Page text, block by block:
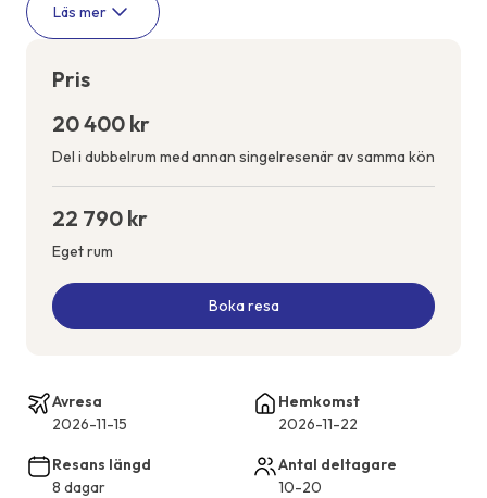
Läs mer
Pris
20 400 kr
Del i dubbelrum med annan singelresenär av samma kön
22 790 kr
Eget rum
Boka resa
Avresa
2026-11-15
Hemkomst
2026-11-22
Resans längd
8 dagar
Antal deltagare
10-20